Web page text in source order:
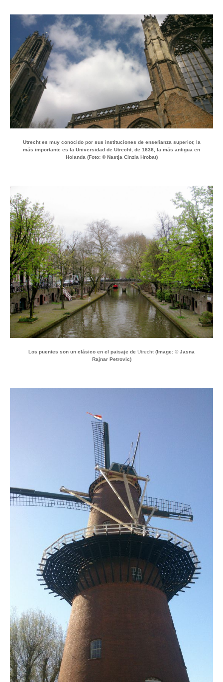
Utrecht es muy conocido por sus instituciones de enseñanza superior, la
más importante es la Universidad de Utrecht, de 1636, la más antigua en
Holanda (Foto: © Nastja Cinzia Hrobat)
Los puentes son un clásico en el paisaje de Utrecht (Image: © Jasna
Rajnar Petrovic)